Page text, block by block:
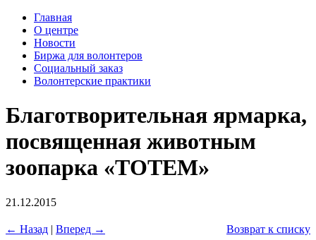
Главная
О центре
Новости
Биржа для волонтеров
Социальный заказ
Волонтерские практики
Благотворительная ярмарка,
посвященная животным
зоопарка «ТОТЕМ»
21.12.2015
Возврат к списку
← Назад | Вперед →